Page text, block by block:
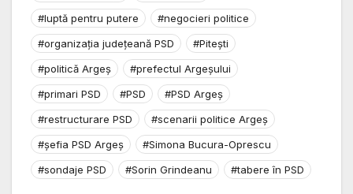
#luptă pentru putere
#negocieri politice
#organizația județeană PSD
#Pitești
#politică Argeș
#prefectul Argeșului
#primari PSD
#PSD
#PSD Argeș
#restructurare PSD
#scenarii politice Argeș
#șefia PSD Argeș
#Simona Bucura-Oprescu
#sondaje PSD
#Sorin Grindeanu #tabere în PSD